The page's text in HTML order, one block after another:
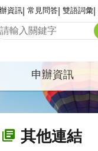
資訊 常見問答 雙語詞彙
申辦資訊
其他連結